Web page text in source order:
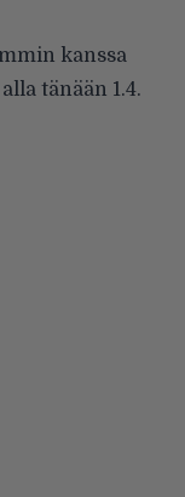
kanssa
tänään 1.4.